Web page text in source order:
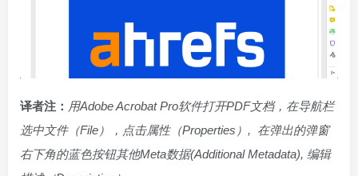
译者注： 用Adobe Acrobat Pro软件打开PDF文档，在导航栏
选中文件（File），点击属性（Properties）, 在弹出的弹窗
右下角的蓝色按钮其他Meta数据(Additional Metadata), 编辑